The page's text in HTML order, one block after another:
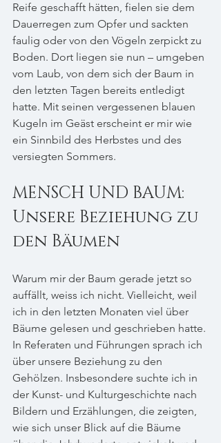
Reife geschafft hätten, fielen sie dem
Dauerregen zum Opfer und sackten
faulig oder von den Vögeln zerpickt zu
Boden. Dort liegen sie nun – umgeben
vom Laub, von dem sich der Baum in
den letzten Tagen bereits entledigt
hatte. Mit seinen vergessenen blauen
Kugeln im Geäst erscheint er mir wie
ein Sinnbild des Herbstes und des
versiegten Sommers.
MENSCH UND BAUM:
Unsere Beziehung zu
den Bäumen
Warum mir der Baum gerade jetzt so
auffällt, weiss ich nicht. Vielleicht, weil
ich in den letzten Monaten viel über
Bäume gelesen und geschrieben hatte.
In Referaten und Führungen sprach ich
über unsere Beziehung zu den
Gehölzen. Insbesondere suchte ich in
der Kunst- und Kulturgeschichte nach
Bildern und Erzählungen, die zeigten,
wie sich unser Blick auf die Bäume